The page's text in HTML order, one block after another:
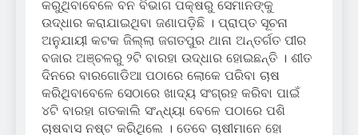
କରୁଥିବାବେଳେ ବନ ବିଭାଗ ପକ୍ଷରୁ ସେମାନଙ୍କୁ
ଉଦ୍ଧାର କରାଯାଇଥିବା ଜଣାପଡ଼ିଛି । ପ୍ରାପ୍ତ ସୂଚନା
ଅନୁଯାୟୀ କଟକ ଜିଲ୍ଲା ଜଗତପୁର ଥାନା ଅନ୍ତର୍ଗତ ପୀର
ବଜାର ଅଞ୍ଚଳରୁ ୨ଟି ବାରହା ଉଦ୍ଧାର ହୋଇଛନ୍ତି । ଶୀତ
ଦିନରେ ବାରଗୋଡିଆ ପଠାରେ ଲୋକେ ପରିବା ଚାଷ
କରିଥିବାବେଳେ ସେଠାରେ ଖାଦ୍ୟ ସଂଗ୍ରହ କରିବା ପାଇଁ
୪ଟି ବାରହା ଗତକାଲି ସଂନ୍ଧ୍ୟା ବେଳେ ପଠାରେ ପଶି
ଚାଷବାସ ନଷ୍ଟ କରିଥିଲେ । ତେବେ ଚାଷୀମାନେ ହୋ